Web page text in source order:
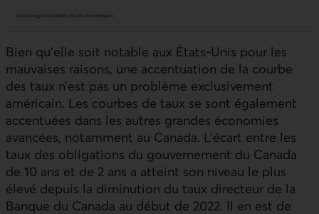
Bien qu’elle soit notable aux États‑Unis pour les
mauvaises raisons, une accentuation de la courbe
des taux n’est pas un problème exclusivement
américain. Les courbes de taux se sont également
accentuées dans les autres grandes économies
avancées, notamment au Canada. L’écart entre les
taux des obligations du gouvernement du Canada
de 10 ans et de 2 ans a atteint son niveau le plus
élevé depuis la diminution du taux directeur de la
Banque du Canada au début de 2022. Il en est de